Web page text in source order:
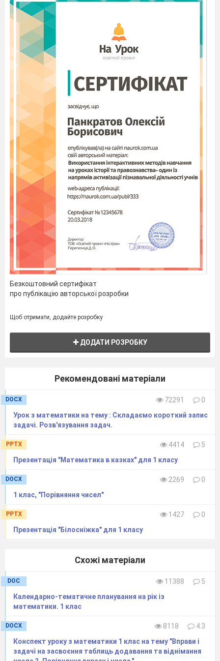
Дійсно, значення першого виразу допоможе
обчислити значення другого, тому що
значення суми в першому виразі дорівнює
зменшуваному в другому виразі. Отже, якщо
зменшуване замінити сумою двох чисел, одне з
яких дорівнює від’ємнику, то можна дуже
легко обчислити значення різниці. Але
замінювати зменшуване треба не аби якою
сумою, а сумою зручних доданків!
- Виконаємо завдання № 2 у підручнику на с.
96 з коментарем.
Це завдання
подання числа у вигляді суми
двох чисел, одне з яких відомо; віднімання
числа із суми двох чисел, — тому його
виконання
не викликає утруднень. Учні коментують кроки
розв’язування і обчислюють результат.
коментарем.
- Завдання №3 ( підручник). Самостійно.
ІV. Закріплення вивченого. Формування
вмінь і навичок
1. Закріплення поняття короткого запису
— на вибір короткого запису до задачі.
2.Формування вмінь розв’язувати задачі
Безкоштовний сертифікат
про публікацію авторської розробки
Щоб отримати, додайте розробку
ДОДАТИ РОЗРОБКУ
Рекомендовані матеріали
DOCX 72291
0
Урок з математики на тему : Складаємо короткий запис
задачі. Розв'язування задач.
PPTX 4414
5
Презентація "Математика в казках" для 1 класу
DOCX 2269
0
1 клас, "Порівняння чисел"
PPTX 1427
0
Презентація "Білосніжка" для 1 класу
Схожі матеріали
DOC 11388
5
Календарно-тематичне планування на рік із
математики. 1 клас
DOCX 8118
4.3
Конспект уроку з математики 1 клас на тему "Вправи і
задачі на засвоєння таблиць додавання та віднімання